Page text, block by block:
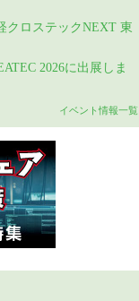
クロステックNEXT 東
2026に出展しま
イベント情報一覧